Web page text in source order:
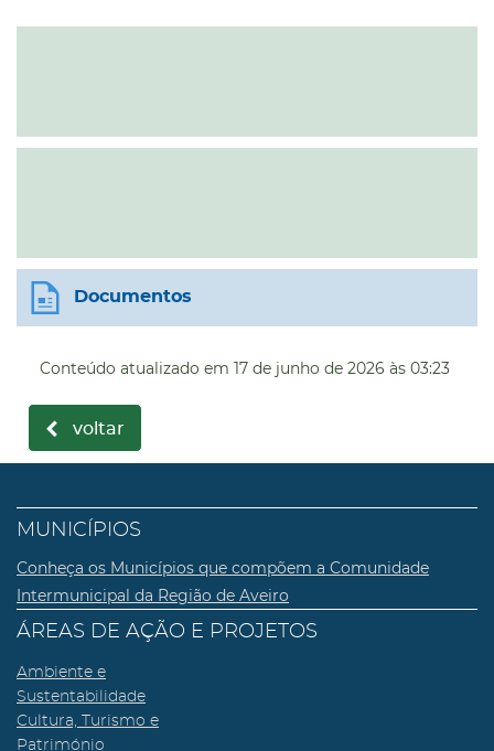
Documentos
Conteúdo atualizado em 17 de junho de 2026 às 03:23
voltar
MUNICÍPIOS
Conheça os Municípios que compõem a Comunidade
Intermunicipal da Região de Aveiro
ÁREAS DE AÇÃO E PROJETOS
Ambiente e
Sustentabilidade
Cultura, Turismo e
Património